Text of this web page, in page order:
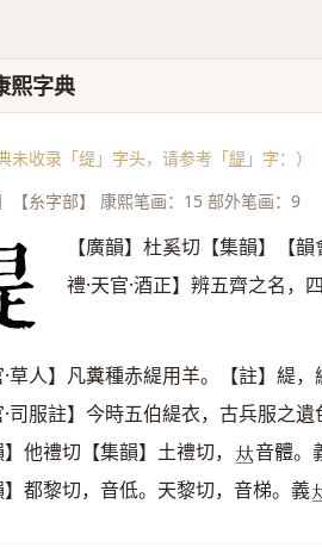
熙字典
未收录「缇」字头，请参考「緹 」字：）
【糸字部】 康熙笔画：15 部外笔画：9
【廣韻】杜奚切【集韻】【韻
禮·天官·酒正】辨五齊之名，
草人】凡糞種赤緹用羊。【註】緹，
司服註】今時五伯緹衣，古兵服之
他禮切【集韻】土禮切， 𠀤音體。
都黎切，音低。天黎切，音梯。義